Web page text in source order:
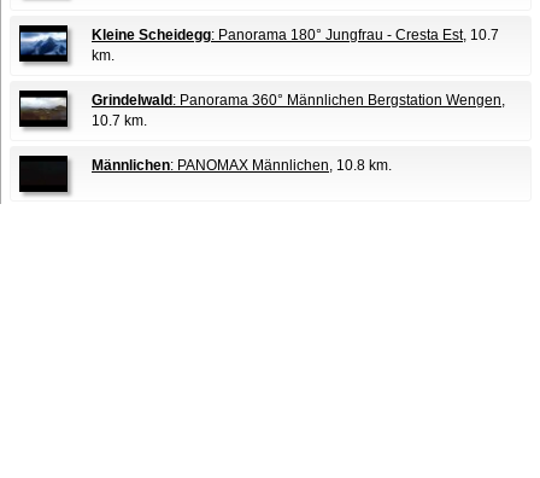
Kleine Scheidegg: Panorama 180° Jungfrau - Cresta Est, 10.7
km.
Grindelwald : Panorama 360° Männlichen Bergstation Wengen,
10.7 km.
Männlichen: PANOMAX Männlichen, 10.8 km.